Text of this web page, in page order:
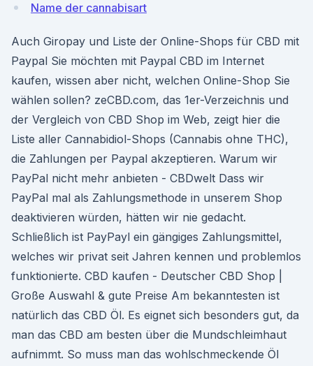
Name der cannabisart
Auch Giropay und Liste der Online-Shops für CBD mit
Paypal Sie möchten mit Paypal CBD im Internet
kaufen, wissen aber nicht, welchen Online-Shop Sie
wählen sollen? zeCBD.com, das 1er-Verzeichnis und
der Vergleich von CBD Shop im Web, zeigt hier die
Liste aller Cannabidiol-Shops (Cannabis ohne THC),
die Zahlungen per Paypal akzeptieren. Warum wir
PayPal nicht mehr anbieten - CBDwelt Dass wir
PayPal mal als Zahlungsmethode in unserem Shop
deaktivieren würden, hätten wir nie gedacht.
Schließlich ist PayPayl ein gängiges Zahlungsmittel,
welches wir privat seit Jahren kennen und problemlos
funktionierte. CBD kaufen - Deutscher CBD Shop |
Große Auswahl & gute Preise Am bekanntesten ist
natürlich das CBD Öl. Es eignet sich besonders gut, da
man das CBD am besten über die Mundschleimhaut
aufnimmt. So muss man das wohlschmeckende Öl